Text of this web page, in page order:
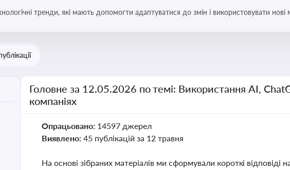
тренди, які мають допомогти адаптуватися до змін і використовувати
Головне за 12.05.2026 по темі: Використання AI,
компаніях
Опрацьовано: 14597 джерел
Виявлено: 45 публікацій за 12 травня
На основі зібраних матеріалів ми сформували короткі відповіді